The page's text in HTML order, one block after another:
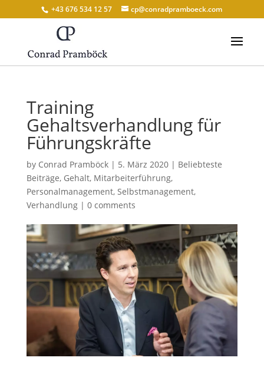
+43 676 534 12 57 cp@conradpramboeck.com
Training
Gehaltsverhandlung für
Führungskräfte
by Conrad Pramböck| 5. März 2020| Beliebteste
Beiträge, Gehalt, Mitarbeiterführung,
Personalmanagement, Selbstmanagement,
Verhandlung| 0 comments